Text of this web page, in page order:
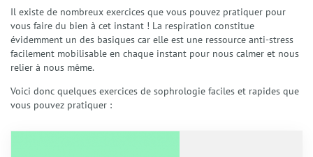
Éthique et déontologie
Spécialités
Gestion du stress et anxiété
Émotions et Santé Émotionnelle
Préparation Mentale
Confiance en Soi
Enfants et Adolescents
Il existe de nombreux exercices que vous pouvez pratiquer pour
vous faire du bien à cet instant ! La respiration constitue
évidemment un des basiques car elle est une ressource anti-stress
facilement mobilisable en chaque instant pour nous calmer et nous
relier à nous même.
Voici donc quelques exercices de sophrologie faciles et rapides que
vous pouvez pratiquer :